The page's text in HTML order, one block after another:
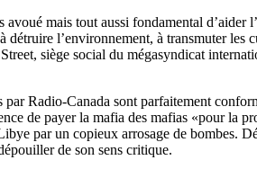
mais tout aussi fondamental
détruire l’environnement, à transmuter
siège social du mégasyndicat
Radio-Canada sont parfaitement
de payer la mafia des mafias «pour la
par un copieux arrosage de bombes.
de son sens critique.